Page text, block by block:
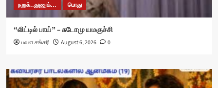
நறுக்..துணுக்... பொது
“லிட்டில் பாய்” – சுடோமு யமகுச்சி
பவள சங்கரி August 6, 2026 0